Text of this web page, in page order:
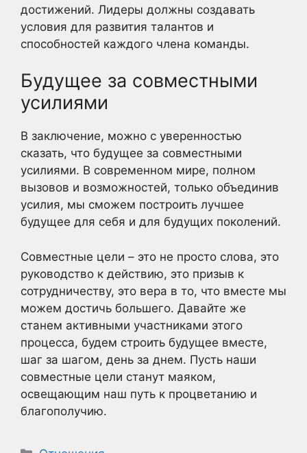
достижений. Лидеры должны создавать
условия для развития талантов и
способностей каждого члена команды.
Будущее за совместными
усилиями
В заключение, можно с уверенностью
сказать, что будущее за совместными
усилиями. В современном мире, полном
вызовов и возможностей, только объединив
усилия, мы сможем построить лучшее
будущее для себя и для будущих поколений.
Совместные цели – это не просто слова, это
руководство к действию, это призыв к
сотрудничеству, это вера в то, что вместе мы
можем достичь большего. Давайте же
станем активными участниками этого
процесса, будем строить будущее вместе,
шаг за шагом, день за днем. Пусть наши
совместные цели станут маяком,
освещающим наш путь к процветанию и
благополучию.